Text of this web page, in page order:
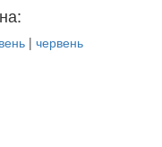
| червень